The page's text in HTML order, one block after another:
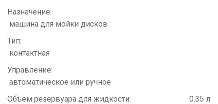
Назначение:
машина для мойки дисков
Тип:
контактная
Управление:
автоматическое или ручное
Объем резервуара для жидкости: 0.35 л